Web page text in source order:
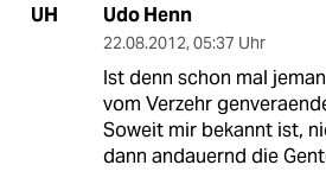
UH Udo Henn
22.08.2012, 05:37 Uhr
Ist denn schon mal
vom Verzehr
Soweit mir bekannt ist,
dann andauernd die